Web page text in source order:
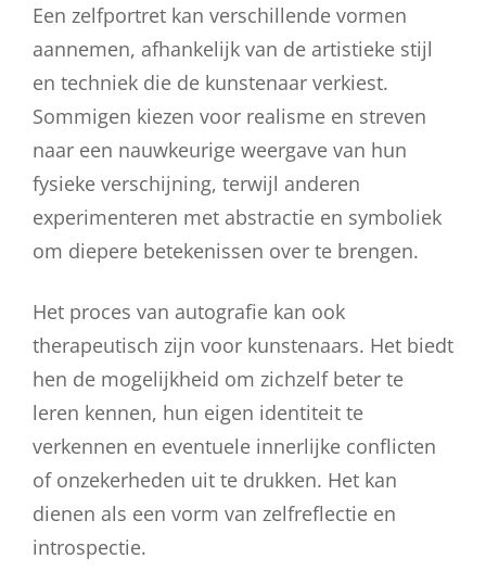
Een zelfportret kan verschillende vormen
aannemen, afhankelijk van de artistieke stijl
en techniek die de kunstenaar verkiest.
Sommigen kiezen voor realisme en streven
naar een nauwkeurige weergave van hun
fysieke verschijning, terwijl anderen
experimenteren met abstractie en symboliek
om diepere betekenissen over te brengen.
Het proces van autografie kan ook
therapeutisch zijn voor kunstenaars. Het biedt
hen de mogelijkheid om zichzelf beter te
leren kennen, hun eigen identiteit te
verkennen en eventuele innerlijke conflicten
of onzekerheden uit te drukken. Het kan
dienen als een vorm van zelfreflectie en
introspectie.